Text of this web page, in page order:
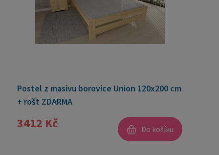
Postel z masivu borovice Union 120x200 cm
+ rošt ZDARMA
3412 Kč Do košíku